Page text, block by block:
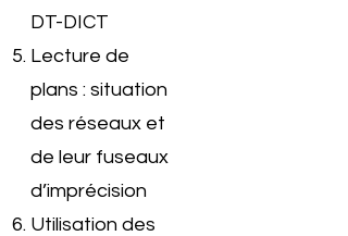
DT-DICT
Lecture de
plans : situation
des réseaux et
de leur fuseaux
d’imprécision
Utilisation des